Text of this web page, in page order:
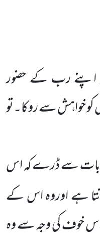
اپنے رب کے حضور
خواہش سے روکا۔تو
بات سے ڈرے کہ اس
ہے اوروہاس کے
اس خوف کی وجہ سے وہ